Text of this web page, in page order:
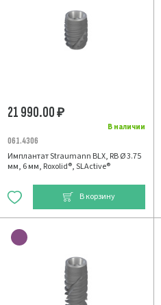
В наличии
21 990.00₽
061.4306
Имплантат Straumann BLX, RB Ø 3.75
мм, 6 мм, Roxolid®, SLActive®
В корзину